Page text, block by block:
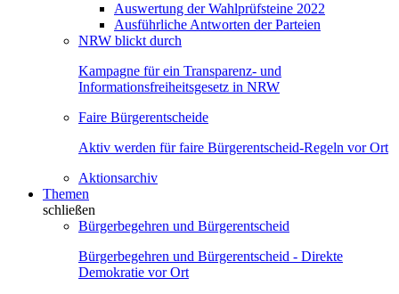
Auswertung der Wahlprüfsteine 2022
Ausführliche Antworten der Parteien
NRW blickt durch
Kampagne für ein Transparenz- und
Informationsfreiheitsgesetz in NRW
Faire Bürgerentscheide
Aktiv werden für faire Bürgerentscheid-Regeln vor Ort
Aktionsarchiv
Themen
schließen
Bürgerbegehren und Bürgerentscheid
Bürgerbegehren und Bürgerentscheid - Direkte
Demokratie vor Ort